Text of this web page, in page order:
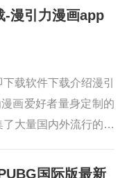
筛选感兴趣的漫画作
-漫引力漫画app
载软件下载介绍漫引
画爱好者量身定制的
大量国内外流行的漫
app该平台支持高清
国际版最新